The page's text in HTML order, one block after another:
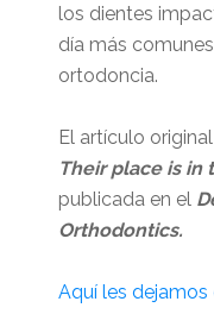
los dientes
día más
ortodoncia.
El artículo
Their place is in
publicada en el
Orthodontics.
Aquí les dejamos